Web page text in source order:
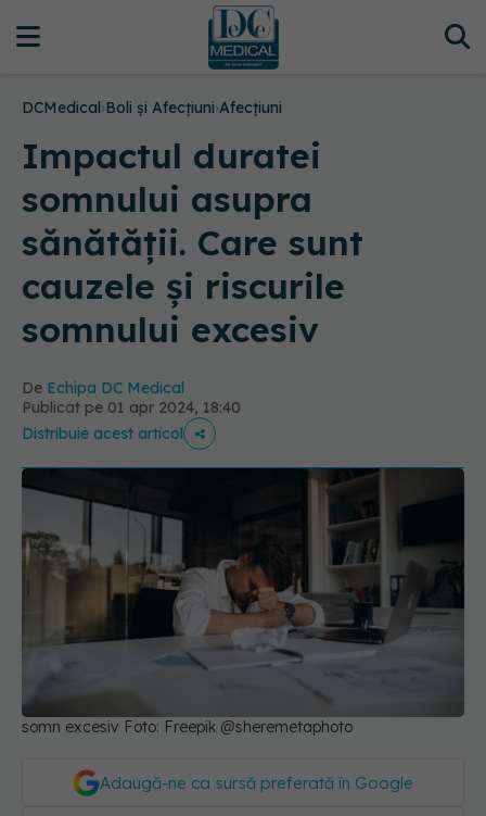
DCMedical›Boli și Afecțiuni›Afecțiuni
Impactul duratei
somnului asupra
sănătății. Care sunt
cauzele și riscurile
somnului excesiv
De Echipa DC Medical
Publicat pe 01 apr 2024, 18:40
Distribuie acest articol
somn excesiv Foto: Freepik @sheremetaphoto
Adaugă-ne ca sursă preferată în Google